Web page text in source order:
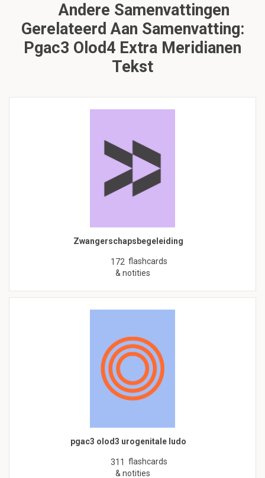
Andere Samenvattingen
Gerelateerd Aan Samenvatting:
Pgac3 Olod4 Extra Meridianen
Tekst
Zwangerschapsbegeleiding
172 flashcards
& notities
pgac3 olod3 urogenitale ludo
311 flashcards
& notities